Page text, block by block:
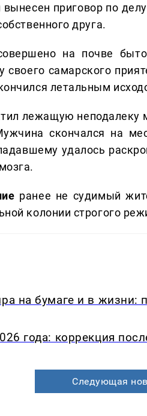
приговор по
друга.
на почве
своего самарского
летальным
лежащую неподалеку
скончался на
удалось
ранее не судимый
колонии строгого
на бумаге и в
года: коррекция
Следующая